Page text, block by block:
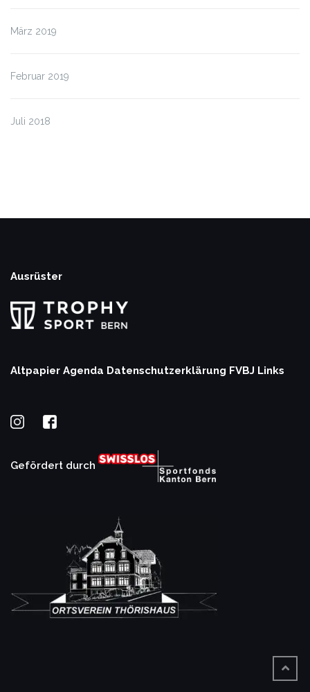
März 2019
Februar 2019
Juli 2018
Ausrüster
Altpapier Agenda Datenschutzerklärung FVBJ Links
Gefördert durch